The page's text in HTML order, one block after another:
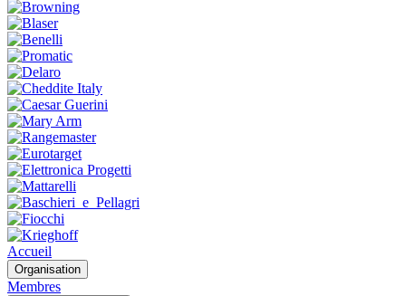
Accueil
Organisation
Membres